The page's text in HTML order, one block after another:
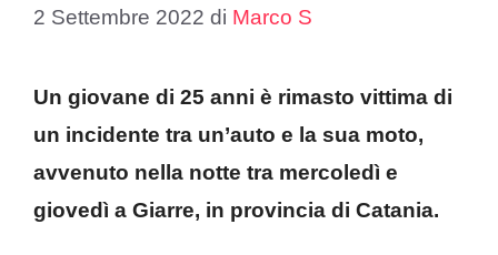
2 Settembre 2022 di Marco S
Un giovane di 25 anni è rimasto vittima di
un incidente tra un’auto e la sua moto,
avvenuto nella notte tra mercoledì e
giovedì a Giarre, in provincia di Catania.